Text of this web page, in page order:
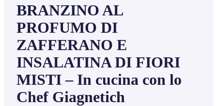
BRANZINO AL
PROFUMO DI
ZAFFERANO E
INSALATINA DI FIORI
MISTI – In cucina con lo
Chef Giagnetich